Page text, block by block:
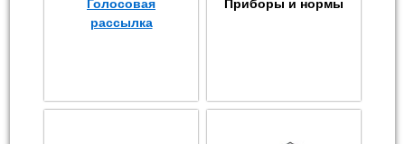
Голосовая
рассылка
Приборы и нормы